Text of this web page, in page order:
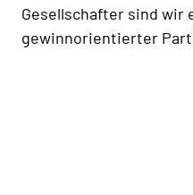
Gesellschafter sind wir
gewinnorientierter